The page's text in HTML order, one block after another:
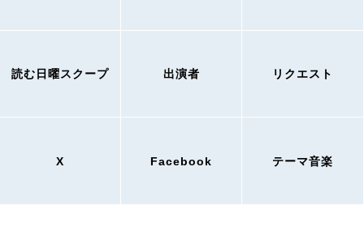
読む日曜スクープ 出演者 リクエスト
X Facebook テーマ音楽